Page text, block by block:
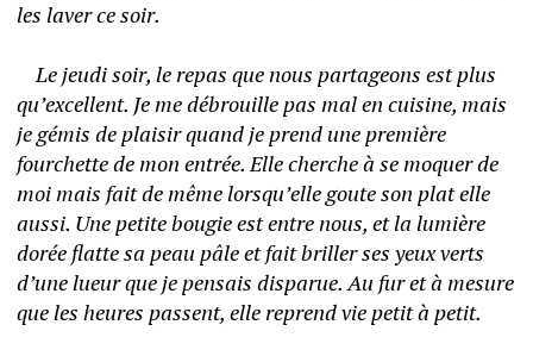
	Le jeudi soir, le repas que nous partageons est plus
qu’excellent. Je me débrouille pas mal en cuisine, mais
je gémis de plaisir quand je prend une première
fourchette de mon entrée. Elle cherche à se moquer de
moi mais fait de même lorsqu’elle goute son plat elle
aussi. Une petite bougie est entre nous, et la lumière
dorée flatte sa peau pâle et fait briller ses yeux verts
d’une lueur que je pensais disparue. Au fur et à mesure